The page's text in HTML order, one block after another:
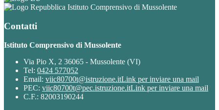
Istituto Comprensivo di Mussolente
Contatti
Istituto Comprensivo di Mussolente
Via Pio X, 2 36065 - Mussolente (VI)
Tel: 0424 577052
Email: viic80700t@istruzione.itLink per inviare una mail
PEC: viic80700t@pec.istruzione.itLink per inviare una mail
C.F.: 82003190244